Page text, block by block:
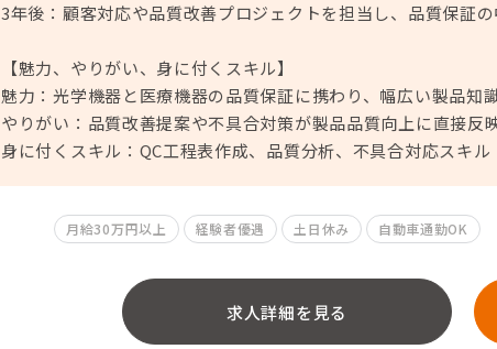
3年後：顧客対応や品質改善プロジェクトを担当し、品質保証
【魅力、やりがい、身に付くスキル】
魅力：光学機器と医療機器の品質保証に携わり、幅広い製品知
やりがい：品質改善提案や不具合対策が製品品質向上に直接反
身に付くスキル：QC工程表作成、品質分析、不具合対応スキル
月給30万円以上 経験者優遇 土日休み 自動車通勤OK
求人詳細を見る